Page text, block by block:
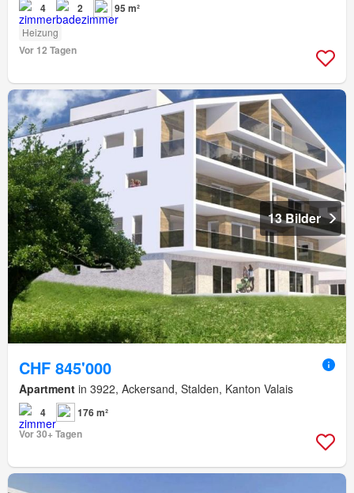
4 2 95 m²
Heizung
Vor 12 Tagen
13 Bilder
CHF 845'000
Apartment in 3922, Ackersand, Stalden, Kanton Valais
4
176 m²
Vor 30+ Tagen